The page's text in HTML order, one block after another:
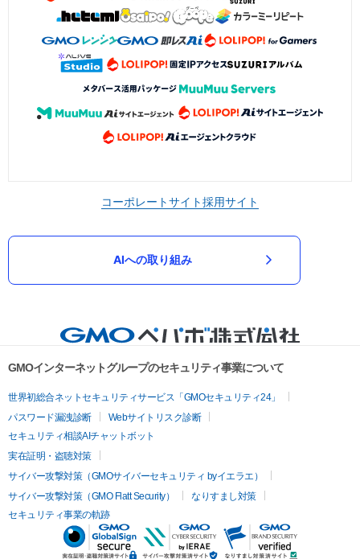
コーポレートサイト採用サイト
AIへの取り組み
GMOインターネットグループのセキュリティ事業について
世界初総合ネットセキュリティサービス「GMOセキュリティ24」
パスワード漏洩診断
Webサイトリスク診断
セキュリティ相談AIチャットボット
実在証明・盗聴対策
サイバー攻撃対策（GMOサイバーセキュリティ byイエラエ）
サイバー攻撃対策（GMO Flatt Security）
なりすまし対策
セキュリティ事業の軌跡